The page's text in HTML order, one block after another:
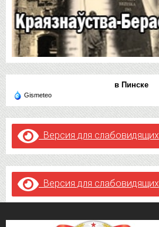
в Пинске
Gismeteo
Версия для слабовидящих
Версия для слабовидящих